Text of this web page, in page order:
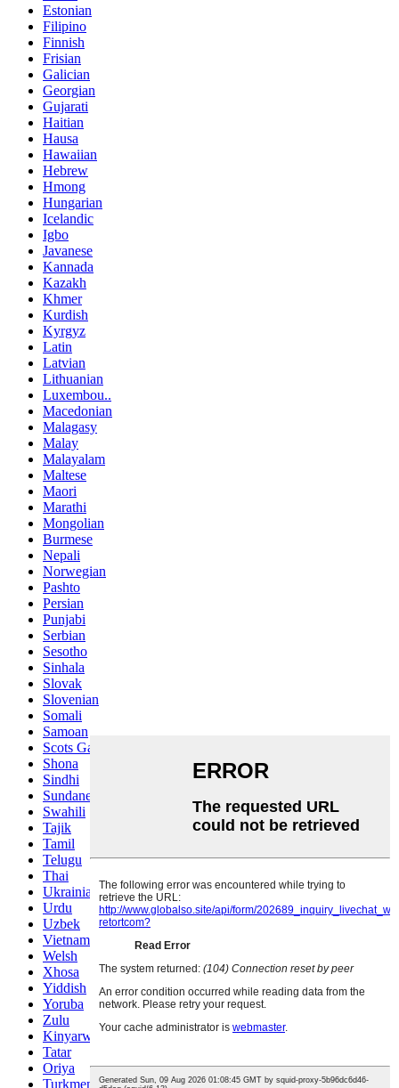
Estonian
Filipino
Finnish
Frisian
Galician
Georgian
Gujarati
Haitian
Hausa
Hawaiian
Hebrew
Hmong
Hungarian
Icelandic
Igbo
Javanese
Kannada
Kazakh
Khmer
Kurdish
Kyrgyz
Latin
Latvian
Lithuanian
Luxembou..
Macedonian
Malagasy
Malay
Malayalam
Maltese
Maori
Marathi
Mongolian
Burmese
Nepali
Norwegian
Pashto
Persian
Punjabi
Serbian
Sesotho
Sinhala
Slovak
Slovenian
Somali
Samoan
Scots Gaelic
Shona
Sindhi
Sundanese
Swahili
Tajik
Tamil
Telugu
Thai
Ukrainian
Urdu
Uzbek
Vietnamese
Welsh
Xhosa
Yiddish
Yoruba
Zulu
Kinyarwanda
Tatar
Oriya
Turkmen